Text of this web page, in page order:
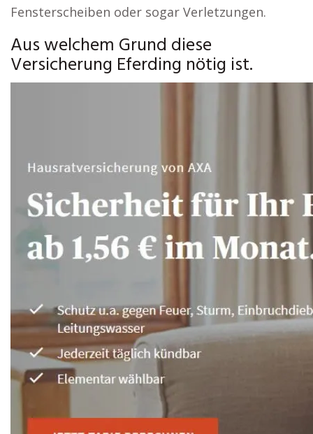
Fensterscheiben oder sogar Verletzungen.
Aus welchem Grund diese
Versicherung Eferding nötig ist.